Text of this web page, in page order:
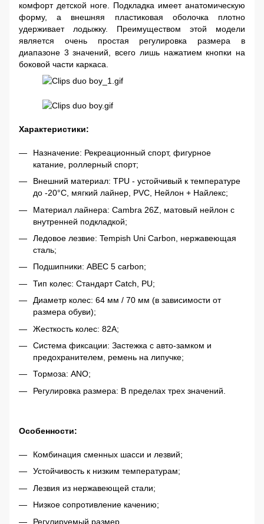
комфорт детской ноге. Подкладка имеет анатомическую
форму, а внешняя пластиковая оболочка плотно
удерживает лодыжку. Преимуществом этой модели
является очень простая регулировка размера в
диапазоне 3 значений, всего лишь нажатием кнопки на
боковой части каркаса.
Характеристики:
Назначение: Рекреационный спорт, фигурное
катание, роллерный спорт;
Внешний материал: TPU - устойчивый к температуре
до -20°C, мягкий лайнер, PVC, Нейлон + Найлекс;
Материал лайнера: Cambra 26Z, матовый нейлон с
внутренней подкладкой;
Ледовое лезвие: Tempish Uni Carbon, нержавеющая
сталь;
Подшипники: ABEC 5 carbon;
Тип колес: Стандарт Catch, PU;
Диаметр колес: 64 мм / 70 мм (в зависимости от
размера обуви);
Жесткость колес: 82A;
Система фиксации: Застежка с авто-замком и
предохранителем, ремень на липучке;
Тормоза: ANO;
Регулировка размера: В пределах трех значений.
Особенности:
Комбинация сменных шасси и лезвий;
Устойчивость к низким температурам;
Лезвия из нержавеющей стали;
Низкое сопротивление качению;
Регулируемый размер.